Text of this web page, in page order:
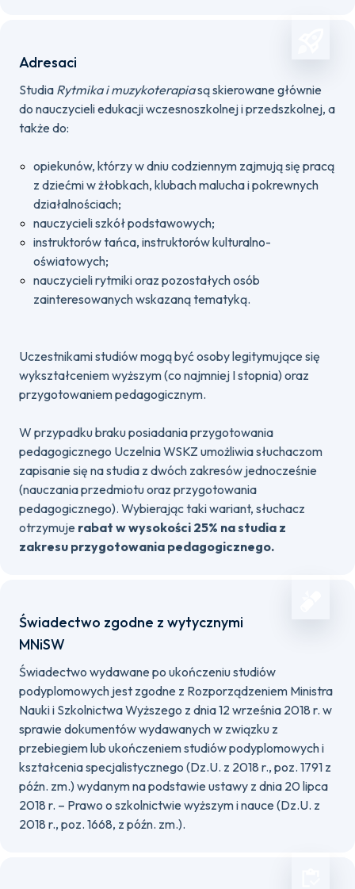
Adresaci
Studia Rytmika i muzykoterapiasą skierowane głównie
do nauczycieli edukacji wczesnoszkolnej i przedszkolnej, a
także do:
opiekunów, którzy w dniu codziennym zajmują się pracą
z dziećmi w żłobkach, klubach malucha i pokrewnych
działalnościach;
nauczycieli szkół podstawowych;
instruktorów tańca, instruktorów kulturalno-
oświatowych;
nauczycieli rytmiki oraz pozostałych osób
zainteresowanych wskazaną tematyką.
Uczestnikami studiów mogą być osoby legitymujące się
wykształceniem wyższym (co najmniej I stopnia) oraz
przygotowaniem pedagogicznym.
W przypadku braku posiadania przygotowania
pedagogicznego Uczelnia WSKZ umożliwia słuchaczom
zapisanie się na studia z dwóch zakresów jednocześnie
(nauczania przedmiotu oraz przygotowania
pedagogicznego). Wybierając taki wariant, słuchacz
otrzymuje rabat w wysokości 25% na studia z
zakresu przygotowania pedagogicznego.
Świadectwo zgodne z wytycznymi
MNiSW
Świadectwo wydawane po ukończeniu studiów
podyplomowych jest zgodne z Rozporządzeniem Ministra
Nauki i Szkolnictwa Wyższego z dnia 12 września 2018 r. w
sprawie dokumentów wydawanych w związku z
przebiegiem lub ukończeniem studiów podyplomowych i
kształcenia specjalistycznego (Dz.U. z 2018 r., poz. 1791 z
późn. zm.) wydanym na podstawie ustawy z dnia 20 lipca
2018 r. – Prawo o szkolnictwie wyższym i nauce (Dz.U. z
2018 r., poz. 1668, z późn. zm.).